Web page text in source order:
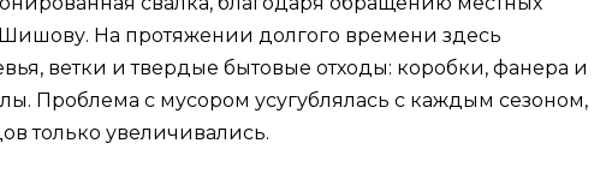
На протяжении долгого времени здесь
ветки и твердые бытовые отходы: коробки, фанера и
Проблема с мусором усугублялась с каждым сезоном,
только увеличивались.